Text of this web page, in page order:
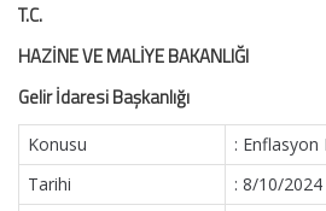
T.C.
HAZİNE VE MALİYE BAKANLIĞI
Gelir İdaresi Başkanlığı
Konusu
: Enflasyon
Tarihi
: 8/10/2024